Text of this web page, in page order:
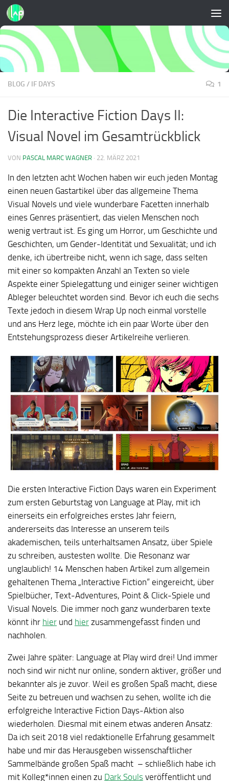
Zum Inhalt springen
BLOG / IF DAYS 1
Die Interactive Fiction Days II:
Visual Novel im Gesamtrückblick
VON PASCAL MARC WAGNER · 22. MÄRZ 2021
In den letzten acht Wochen haben wir euch jeden Montag
einen neuen Gastartikel über das allgemeine Thema
Visual Novels und viele wunderbare Facetten innerhalb
eines Genres präsentiert, das vielen Menschen noch
wenig vertraut ist. Es ging um Horror, um Geschichte und
Geschichten, um Gender-Identität und Sexualität; und ich
denke, ich übertreibe nicht, wenn ich sage, dass selten
mit einer so kompakten Anzahl an Texten so viele
Aspekte einer Spielegattung und einiger seiner wichtigen
Ableger beleuchtet worden sind. Bevor ich euch die sechs
Texte jedoch in diesem Wrap Up noch einmal vorstelle
und ans Herz lege, möchte ich ein paar Worte über den
Entstehungsprozess dieser Artikelreihe verlieren.
Die ersten Interactive Fiction Days waren ein Experiment
zum ersten Geburtstag von Language at Play, mit ich
einerseits ein erfolgreiches erstes Jahr feiern,
andererseits das Interesse an unserem teils
akademischen, teils unterhaltsamen Ansatz, über Spiele
zu schreiben, austesten wollte. Die Resonanz war
unglaublich! 14 Menschen haben Artikel zum allgemein
gehaltenen Thema „Interactive Fiction“ eingereicht, über
Spielbücher, Text-Adventures, Point & Click-Spiele und
Visual Novels. Die immer noch ganz wunderbaren texte
könnt ihr hier und hier zusammengefasst finden und
nachholen.
Zwei Jahre später: Language at Play wird drei! Und immer
noch sind wir nicht nur online, sondern aktiver, größer und
bekannter als je zuvor. Weil es großen Spaß macht, diese
Seite zu betreuen und wachsen zu sehen, wollte ich die
erfolgreiche Interactive Fiction Days-Aktion also
wiederholen. Diesmal mit einem etwas anderen Ansatz:
Da ich seit 2018 viel redaktionelle Erfahrung gesammelt
habe und mir das Herausgeben wissenschaftlicher
Sammelbände großen Spaß macht – schließlich habe ich
mit Kolleg*innen einen zu Dark Souls veröffentlicht und